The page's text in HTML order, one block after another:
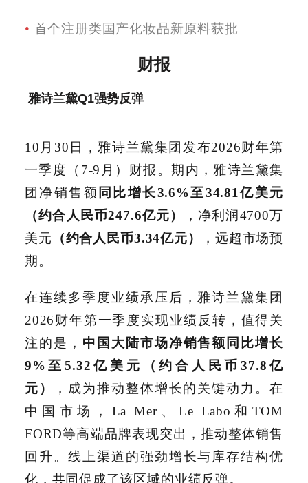
• 首个注册类国产化妆品新原料获批
财报
雅诗兰黛Q1强势反弹
10月30日，雅诗兰黛集团发布2026财年第
一季度（7-9月）财报。期内，雅诗兰黛集
团净销售额 同比增长3.6%至34.81亿美元
（约合人民币247.6亿元）
，净利润4700万
美元 （约合人民币3.34亿元）
，远超市场预
期。
在连续多季度业绩承压后，雅诗兰黛集团
2026财年第一季度实现业绩反转，值得关
注的是， 中国大陆市场净销售额同比增长
9%至5.32亿美元（约合人民币37.8亿
元）
，成为推动整体增长的关键动力。在
中国市场，La Mer、 Le Labo 和TOM
FORD等高端品牌表现突出，推动整体销售
回升。线上渠道的强劲增长与库存结构优
化，共同促成了该区域的业绩反弹。